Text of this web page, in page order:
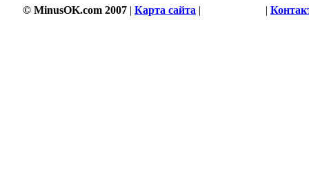
© MinusOK.com 2007 | Карта сайта | |